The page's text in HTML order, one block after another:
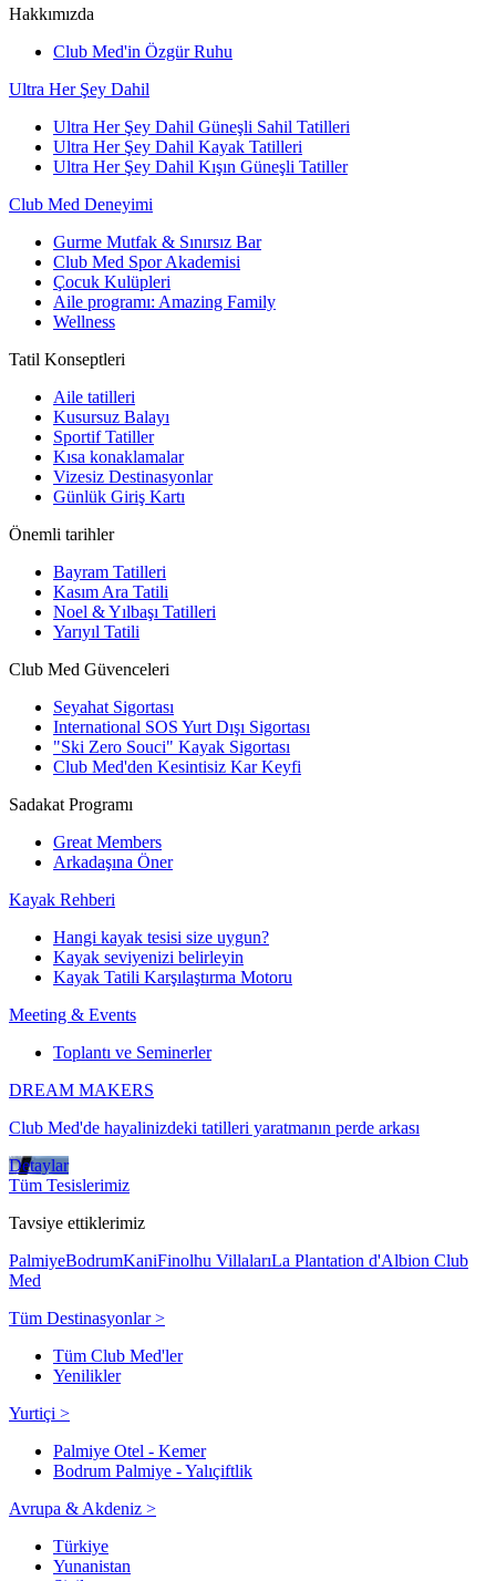
Hakkımızda
Club Med'in Özgür Ruhu
Ultra Her Şey Dahil
Ultra Her Şey Dahil Güneşli Sahil Tatilleri
Ultra Her Şey Dahil Kayak Tatilleri
Ultra Her Şey Dahil Kışın Güneşli Tatiller
Club Med Deneyimi
Gurme Mutfak & Sınırsız Bar
Club Med Spor Akademisi
Çocuk Kulüpleri
Aile programı: Amazing Family
Wellness
Tatil Konseptleri
Aile tatilleri
Kusursuz Balayı
Sportif Tatiller
Kısa konaklamalar
Vizesiz Destinasyonlar
Günlük Giriş Kartı
Önemli tarihler
Bayram Tatilleri
Kasım Ara Tatili
Noel & Yılbaşı Tatilleri
Yarıyıl Tatili
Club Med Güvenceleri
Seyahat Sigortası
International SOS Yurt Dışı Sigortası
"Ski Zero Souci" Kayak Sigortası
Club Med'den Kesintisiz Kar Keyfi
Sadakat Programı
Great Members
Arkadaşına Öner
Kayak Rehberi
Hangi kayak tesisi size uygun?
Kayak seviyenizi belirleyin
Kayak Tatili Karşılaştırma Motoru
Meeting & Events
Toplantı ve Seminerler
DREAM MAKERS
Club Med'de hayalinizdeki tatilleri yaratmanın perde arkası
Detaylar
Tüm Tesislerimiz
Tavsiye ettiklerimiz
PalmiyeBodrumKaniFinolhu VillalarıLa Plantation d'Albion Club
Med
Tüm Destinasyonlar >
Tüm Club Med'ler
Yenilikler
Yurtiçi >
Palmiye Otel - Kemer
Bodrum Palmiye - Yalıçiftlik
Avrupa & Akdeniz >
Türkiye
Yunanistan